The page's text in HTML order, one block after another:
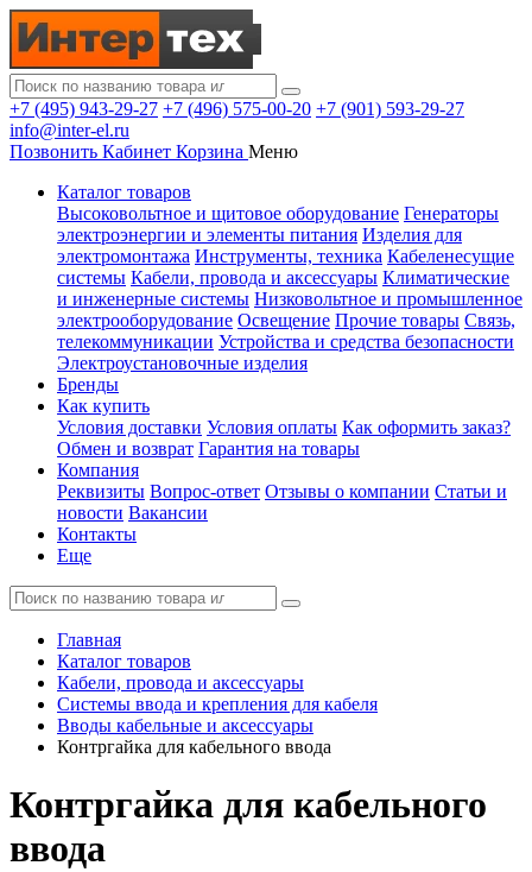
+7 (495) 943-29-27 +7 (496) 575-00-20 +7 (901) 593-29-27
info@inter-el.ru
Позвонить Кабинет Корзина Меню
Каталог товаров
Высоковольтное и щитовое оборудование Генераторы
электроэнергии и элементы питания Изделия для
электромонтажа Инструменты, техника Кабеленесущие
системы Кабели, провода и аксессуары Климатические
и инженерные системы Низковольтное и промышленное
электрооборудование Освещение Прочие товары Связь,
телекоммуникации Устройства и средства безопасности
Электроустановочные изделия
Бренды
Как купить
Условия доставки Условия оплаты Как оформить заказ?
Обмен и возврат Гарантия на товары
Компания
Реквизиты Вопрос-ответ Отзывы о компании Статьи и
новости Вакансии
Контакты
Еще
Главная
Каталог товаров
Кабели, провода и аксессуары
Системы ввода и крепления для кабеля
Вводы кабельные и аксессуары
Контргайка для кабельного ввода
Контргайка для кабельного
ввода